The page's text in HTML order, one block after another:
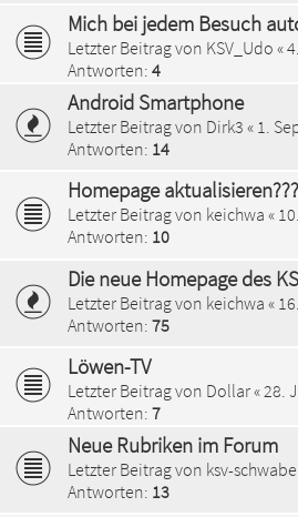
Mich bei jedem Besuch
Letzter Beitrag von KSV_Udo «
Antworten: 4
Android Smartphone
Letzter Beitrag von Dirk3 « 1.
Antworten: 14
Homepage aktualisieren???
Letzter Beitrag von keichwa «
Antworten: 10
Die neue Homepage des
Letzter Beitrag von keichwa «
Antworten: 75
Löwen-TV
Letzter Beitrag von Dollar« 28.
Antworten: 7
Neue Rubriken im Forum
Letzter Beitrag von ksv-schwabe
Antworten: 13